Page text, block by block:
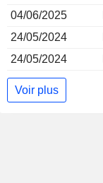
04/06/2025
24/05/2024
24/05/2024
Voir plus